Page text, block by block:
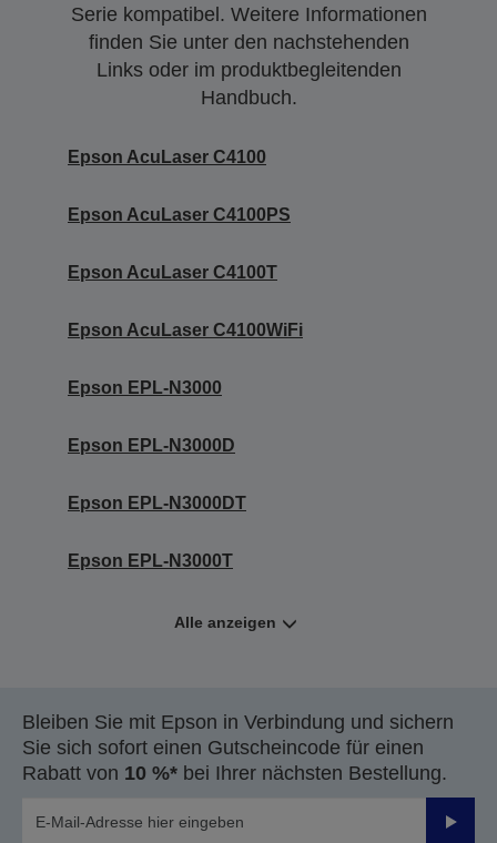
Serie kompatibel. Weitere Informationen
finden Sie unter den nachstehenden
Links oder im produktbegleitenden
Handbuch.
Epson AcuLaser C4100
Epson AcuLaser C4100PS
Epson AcuLaser C4100T
Epson AcuLaser C4100WiFi
Epson EPL-N3000
Epson EPL-N3000D
Epson EPL-N3000DT
Epson EPL-N3000T
Alle anzeigen
Bleiben Sie mit Epson in Verbindung und sichern
Sie sich sofort einen Gutscheincode für einen
Rabatt von 10 %* bei Ihrer nächsten Bestellung.